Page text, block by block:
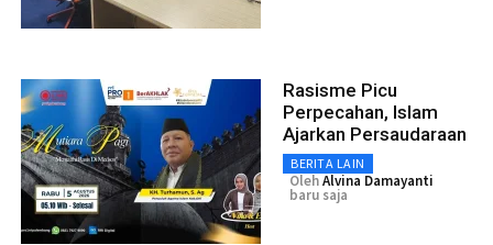
Rasisme Picu
Perpecahan, Islam
Ajarkan Persaudaraan
BERITA LAIN
OlehAlvina Damayanti
baru saja